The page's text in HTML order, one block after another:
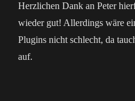
Herzlichen Dank an Peter
wieder gut! Allerdings wäre
Plugins nicht schlecht, da
auf.